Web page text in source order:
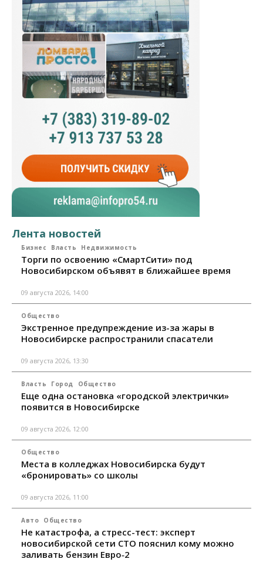
Лента новостей
Бизнес Власть Недвижимость
Торги по освоению «СмартСити» под
Новосибирском объявят в ближайшее время
09 августа 2026, 14:00
Общество
Экстренное предупреждение из-за жары в
Новосибирске распространили спасатели
09 августа 2026, 13:30
Власть Город Общество
Еще одна остановка «городской электрички»
появится в Новосибирске
09 августа 2026, 12:00
Общество
Места в колледжах Новосибирска будут
«бронировать» со школы
09 августа 2026, 11:00
Авто Общество
Не катастрофа, а стресс-тест: эксперт
новосибирской сети СТО пояснил кому можно
заливать бензин Евро‑2